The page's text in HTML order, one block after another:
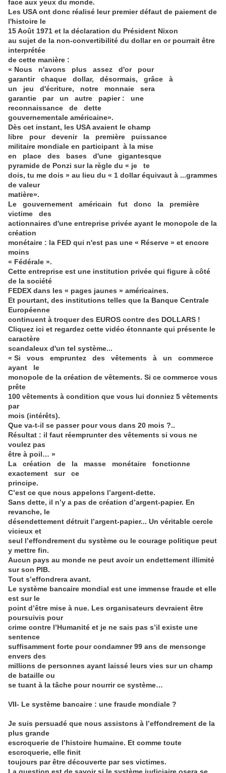
face aux yeux du monde.
Les USA ont donc réalisé leur premier défaut de paiement de
l'histoire le
15 Août 1971 et la déclaration du Président Nixon
au sujet de la non-convertibilité du dollar en or pourrait être
interprétée
de cette manière :
« Nous n'avons plus assez d'or pour
garantir chaque dollar, désormais, grâce à
un jeu d'écriture, notre monnaie sera
garantie par un autre papier : une
reconnaissance de dette
gouvernementale américaine».
Dès cet instant, les USA avaient le champ
libre pour devenir la première puissance
militaire mondiale en participant à la mise
en place des bases d'une gigantesque
pyramide de Ponzi sur la règle du « je te
dois, tu me dois » au lieu du « 1 dollar équivaut à ...grammes
de valeur
matière».
Le gouvernement américain fut donc la première
victime des
actionnaires d'une entreprise privée ayant le monopole de la
création
monétaire : la FED qui n'est pas une « Réserve » et encore
moins
« Fédérale ».
Cette entreprise est une institution privée qui figure à côté
de la société
FEDEX dans les « pages jaunes » américaines.
Et pourtant, des institutions telles que la Banque Centrale
Européenne
continuent à troquer des EUROS contre des DOLLARS !
Cliquez ici et regardez cette vidéo étonnante qui présente le
caractère
scandaleux d'un tel système...
« Si vous empruntez des vêtements à un commerce
ayant le
monopole de la création de vêtements. Si ce commerce vous
prête
100 vêtements à condition que vous lui donniez 5 vêtements
par
mois (intérêts).
Que va-t-il se passer pour vous dans 20 mois ?..
Résultat : il faut réemprunter des vêtements si vous ne
voulez pas
être à poil… »
La création de la masse monétaire fonctionne
exactement sur ce
principe.
C’est ce que nous appelons l’argent-dette.
Sans dette, il n’y a pas de création d’argent-papier. En
revanche, le
désendettement détruit l’argent-papier... Un véritable cercle
vicieux et
seul l’effondrement du système ou le courage politique peut
y mettre fin.
Aucun pays au monde ne peut avoir un endettement illimité
sur son PIB.
Tout s’effondrera avant.
Le système bancaire mondial est une immense fraude et elle
est sur le
point d’être mise à nue. Les organisateurs devraient être
poursuivis pour
crime contre l’Humanité et je ne sais pas s’il existe une
sentence
suffisamment forte pour condamner 99 ans de mensonge
envers des
millions de personnes ayant laissé leurs vies sur un champ
de bataille ou
se tuant à la tâche pour nourrir ce système…
VII- Le système bancaire : une fraude mondiale ?
Je suis persuadé que nous assistons à l’effondrement de la
plus grande
escroquerie de l’histoire humaine. Et comme toute
escroquerie, elle finit
toujours par être découverte par ses victimes.